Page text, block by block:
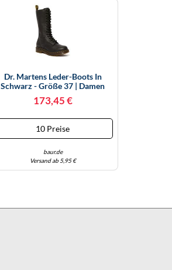
Dr. Martens Leder-Boots In
Schwarz - Größe 37 | Damen
Stiefel
173,45 €
10 Preise
baur.de
Versand ab 5,95 €